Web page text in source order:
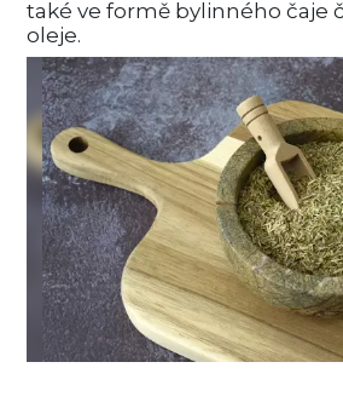
také ve formě bylinného čaje
oleje.